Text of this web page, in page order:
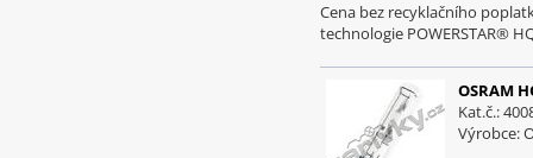
Cena bez recyklačního
technologie POWERSTAR®
OSRAM
Kat.č.:
Výrobce: